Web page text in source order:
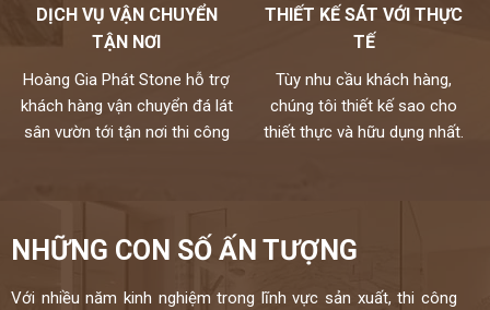
DỊCH VỤ VẬN CHUYỂN
TẬN NƠI
Hoàng Gia Phát Stone hỗ trợ
khách hàng vận chuyển đá lát
sân vườn tới tận nơi thi công
THIẾT KẾ SÁT VỚI THỰC
TẾ
Tùy nhu cầu khách hàng,
chúng tôi thiết kế sao cho
thiết thực và hữu dụng nhất.
NHỮNG CON SỐ ẤN TƯỢNG
Với nhiều năm kinh nghiệm trong lĩnh vực sản xuất, thi công